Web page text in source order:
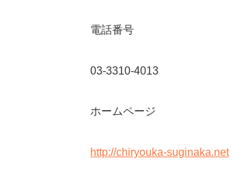
電話番号
03-3310-4013
ホームページ
http://chiryouka-suginaka.net